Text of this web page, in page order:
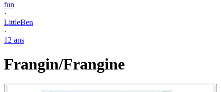
fun
·
LittleBen
·
12 ans
Frangin/Frangine